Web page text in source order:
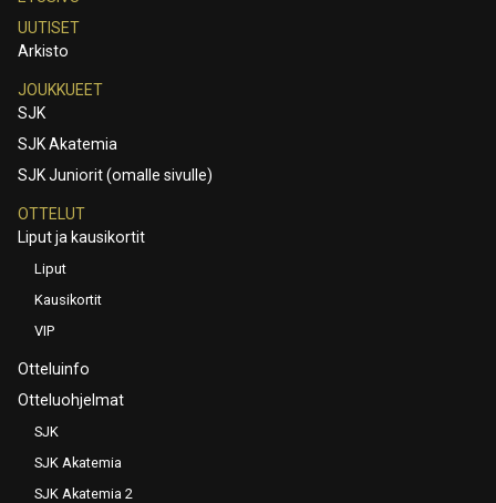
UUTISET
Arkisto
JOUKKUEET
SJK
SJK Akatemia
SJK Juniorit (omalle sivulle)
OTTELUT
Liput ja kausikortit
Liput
Kausikortit
VIP
Otteluinfo
Otteluohjelmat
SJK
SJK Akatemia
SJK Akatemia 2